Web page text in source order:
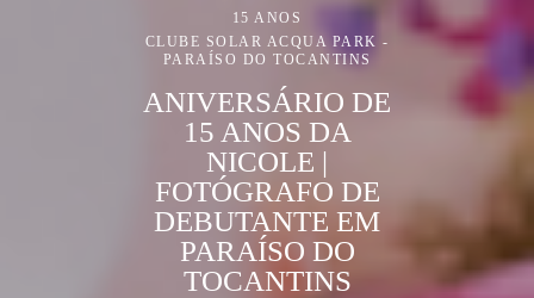
15 ANOS
CLUBE SOLAR ACQUA PARK -
PARAÍSO DO TOCANTINS
ANIVERSÁRIO DE
15 ANOS DA
NICOLE |
FOTÓGRAFO DE
DEBUTANTE EM
PARAÍSO DO
TOCANTINS